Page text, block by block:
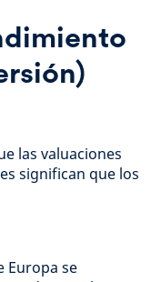
las valuaciones
significan que los
Europa se